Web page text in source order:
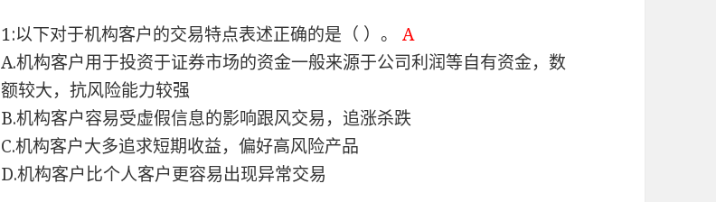
1:以下对于机构客户的交易特点表述正确的是（ ）。A
A.机构客户用于投资于证券市场的资金一般来源于公司利润等自有资金，数
额较大，抗风险能力较强
B.机构客户容易受虚假信息的影响跟风交易，追涨杀跌
C.机构客户大多追求短期收益，偏好高风险产品
D.机构客户比个人客户更容易出现异常交易